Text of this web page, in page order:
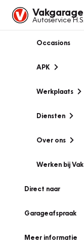
Vakgarage
Autoservice H.S.
Occasions
APK
Werkplaats
Diensten
Over ons
Werken bij
Direct naar
Garageafspraak
Meer informatie